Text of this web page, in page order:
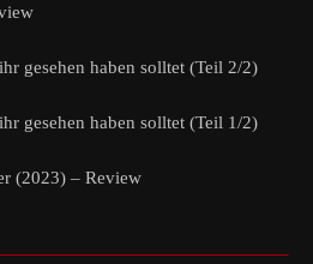
gesehen haben solltet (Teil 2/2)
gesehen haben solltet (Teil 1/2)
(2023) – Review